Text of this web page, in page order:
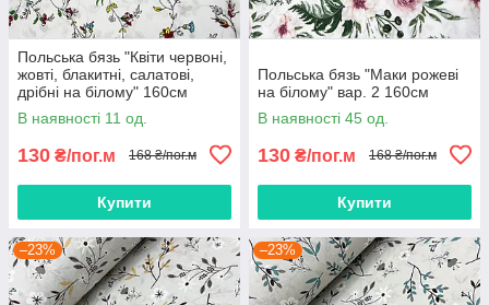
Польська бязь "Квіти червоні,
жовті, блакитні, салатові,
дрібні на білому" 160см
В наявності 11 од.
130 ₴/пог.м 168 ₴/пог.м
Купити
Польська бязь "Маки рожеві
на білому" вар. 2 160см
В наявності 45 од.
130 ₴/пог.м 168 ₴/пог.м
Купити
–23% –23%